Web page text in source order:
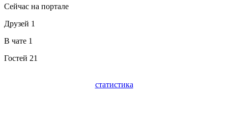
Сейчас на портале
Друзей 1
В чате 1
Гостей 21
статистика